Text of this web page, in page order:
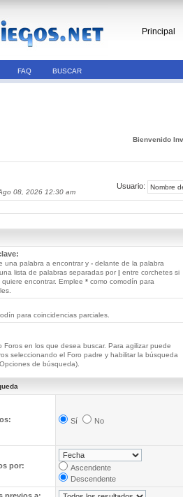
Principal
FAQ BUSCAR
Bienvenido
08, 2026 12:30 am
Usuario:
una palabra a encontrar y -delante de la palabra
lista de palabras separadas por | entre corchetes si
encontrar. Emplee *como comodín para
para coincidencias parciales.
Foros en los que desea buscar. Para agilizar puede
seleccionando el Foro padre y habilitar la búsqueda
de búsqueda).
Sí No
por:
Ascendente
Descendente